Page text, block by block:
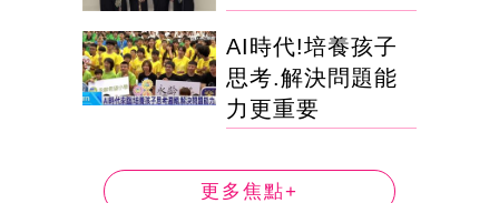
AI時代!培養孩子
思考.解決問題能
力更重要
更多焦點+